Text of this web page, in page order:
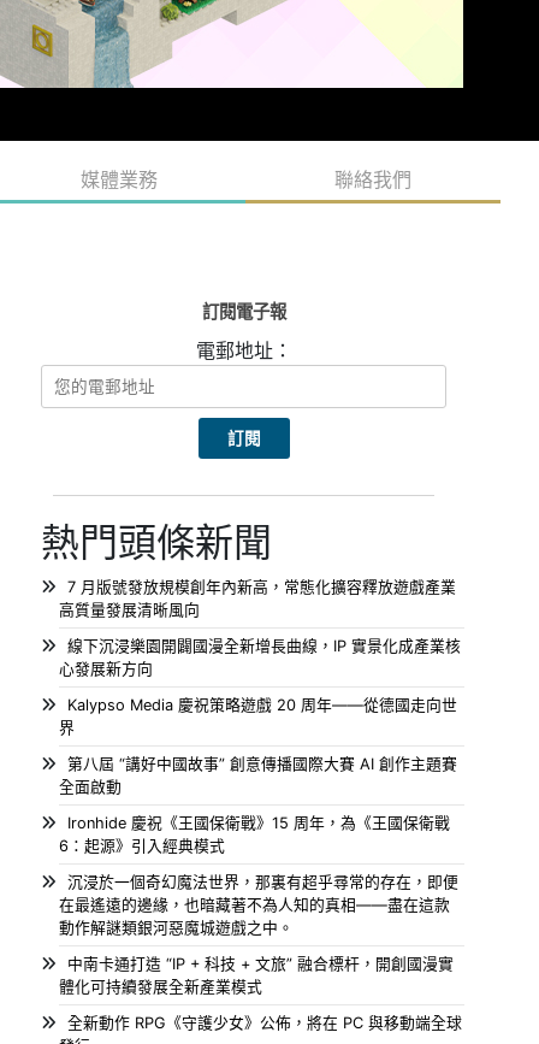
媒體業務 聯絡我們
訂閱電子報
電郵地址：
熱門頭條新聞
7 月版號發放規模創年內新高，常態化擴容釋放遊戲產業
高質量發展清晰風向
線下沉浸樂園開闢國漫全新增長曲線，IP 實景化成產業核
心發展新方向
Kalypso Media 慶祝策略遊戲 20 周年——從德國走向世
界
第八屆 “講好中國故事” 創意傳播國際大賽 AI 創作主題賽
全面啟動
Ironhide 慶祝《王國保衛戰》15 周年，為《王國保衛戰
6：起源》引入經典模式
沉浸於一個奇幻魔法世界，那裏有超乎尋常的存在，即便
在最遙遠的邊緣，也暗藏著不為人知的真相——盡在這款
動作解謎類銀河惡魔城遊戲之中。
中南卡通打造 “IP + 科技 + 文旅” 融合標杆，開創國漫實
體化可持續發展全新產業模式
全新動作 RPG《守護少女》公佈，將在 PC 與移動端全球